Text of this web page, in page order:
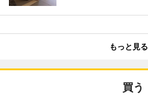
もっと見る
買う